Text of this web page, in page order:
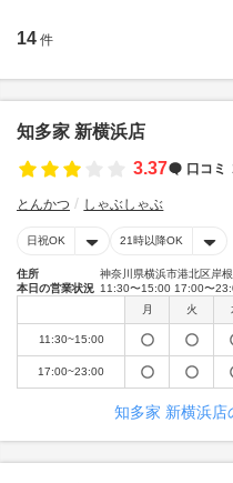
14 件
知多家 新横浜店
3.37
口コミ
とんかつ しゃぶしゃぶ
日祝OK 21時以降OK
住所
神奈川県横浜市港北区岸根
本日の営業状況 11:30〜15:00 17:00〜
月
火
11:30~15:00
17:00~23:00
知多家 新横浜店